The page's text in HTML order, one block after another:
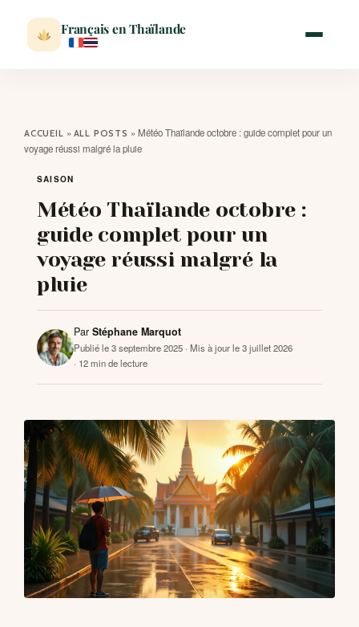
Français en Thaïlande
VISITER
MÉTÉO
EXPATRIATION
BLOG
ACCUEIL » ALL POSTS » Météo Thaïlande octobre : guide complet pour un
voyage réussi malgré la pluie
SAISON
Météo Thaïlande octobre :
guide complet pour un
voyage réussi malgré la
pluie
Par Stéphane Marquot
Publié le 3 septembre 2025 · Mis à jour le 3 juillet 2026
· 12 min de lecture